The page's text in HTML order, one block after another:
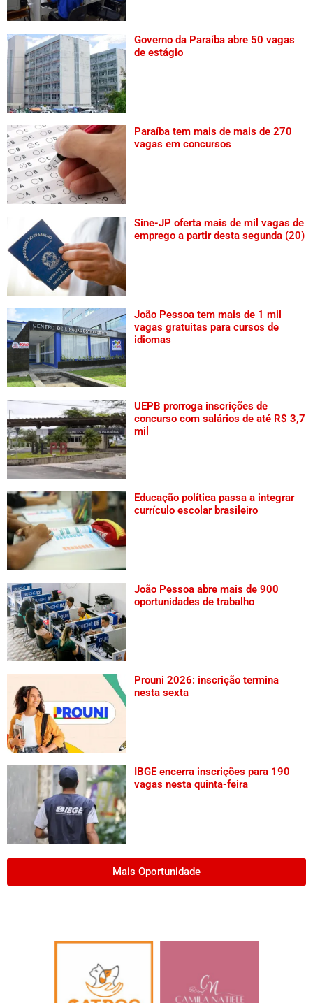
Governo da Paraíba abre 50 vagas
de estágio
Paraíba tem mais de mais de 270
vagas em concursos
Sine-JP oferta mais de mil vagas de
emprego a partir desta segunda (20)
João Pessoa tem mais de 1 mil
vagas gratuitas para cursos de
idiomas
UEPB prorroga inscrições de
concurso com salários de até R$ 3,7
mil
Educação política passa a integrar
currículo escolar brasileiro
João Pessoa abre mais de 900
oportunidades de trabalho
Prouni 2026: inscrição termina
nesta sexta
IBGE encerra inscrições para 190
vagas nesta quinta-feira
Mais Oportunidade